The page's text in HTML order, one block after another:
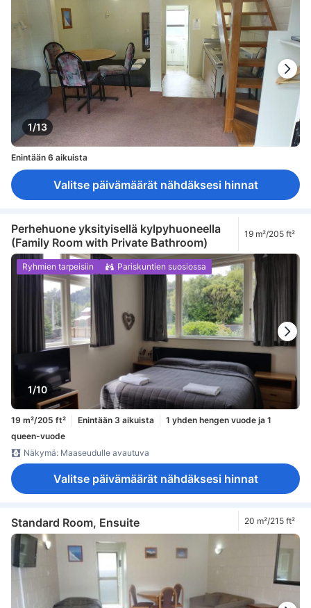
1/13
Enintään 6 aikuista
Valitse päivämäärät nähdäksesi hinnat
Perhehuone yksityisellä kylpyhuoneella
(Family Room with Private Bathroom)
19 m²/205 ft²
1/10
Ryhmien tarpeisiin Pariskuntien suosiossa
19 m²/205 ft² Enintään 3 aikuista
1 yhden hengen vuode ja 1
queen-vuode
Näkymä: Maaseudulle avautuva
Valitse päivämäärät nähdäksesi hinnat
Standard Room, Ensuite 20 m²/215 ft²